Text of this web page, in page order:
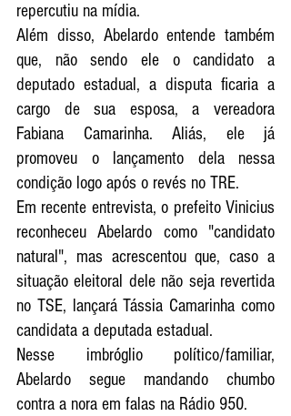
repercutiu na mídia.
Além disso, Abelardo entende também
que, não sendo ele o candidato a
deputado estadual, a disputa ficaria a
cargo de sua esposa, a vereadora
Fabiana Camarinha. Aliás, ele já
promoveu o lançamento dela nessa
condição logo após o revés no TRE.
Em recente entrevista, o prefeito Vinicius
reconheceu Abelardo como "candidato
natural", mas acrescentou que, caso a
situação eleitoral dele não seja revertida
no TSE, lançará Tássia Camarinha como
candidata a deputada estadual.
Nesse imbróglio político/familiar,
Abelardo segue mandando chumbo
contra a nora em falas na Rádio 950.